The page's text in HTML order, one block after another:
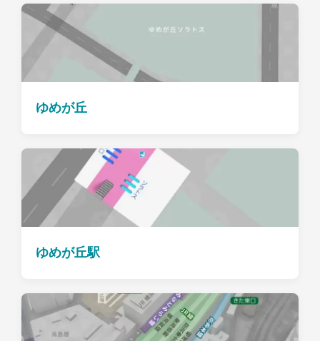
ゆめが丘
ゆめが丘駅